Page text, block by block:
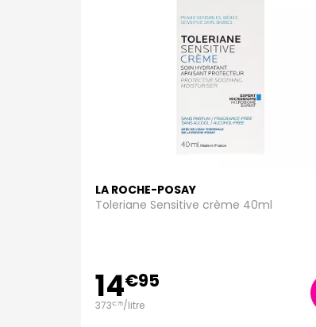
LA ROCHE-POSAY
Toleriane Sensitive crème 40ml
14€95
373€75/litre